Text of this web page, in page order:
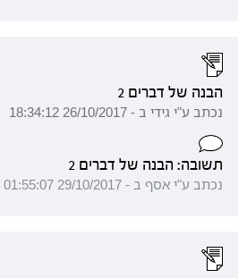
הבנה של דברים 2
נכתב ע"י גידי ב - 26/10/2017 18:34:12
תשובה: הבנה של דברים 2
נכתב ע"י אסף ב - 29/10/2017 01:55:07